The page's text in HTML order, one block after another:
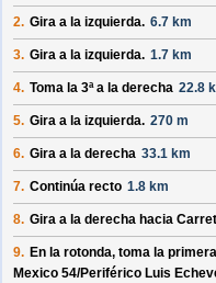
2. Gira a la izquierda. 6.7 km
3. Gira a la izquierda. 1.7 km
4. Toma la 3ª a la derecha 22.8
5. Gira a la izquierda. 270 m
6. Gira a la derecha 33.1 km
7. Continúa recto 1.8 km
8. Gira a la derecha hacia
9. En la rotonda, toma la primera
Mexico 54/Periférico Luis